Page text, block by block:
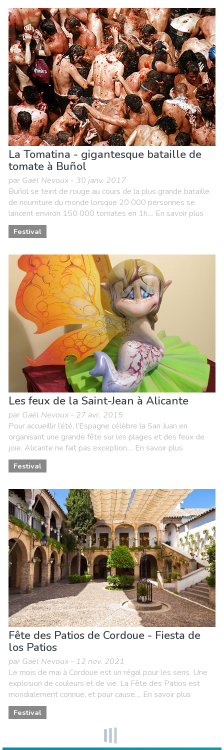
La Tomatina - gigantesque bataille de
tomate à Buñol
par Gaël Nevoux - 30 janv. 2017
Buñol se teint de rouge au cours de la plus grande bataille
de nourriture du monde lorsque 20 000 personnes se
lancent environ 150 000 tomates en 1h.... En savoir plus
Festival
Les feux de la Saint-Jean à Alicante
par Gaël Nevoux - 27 avr. 2015
Pour accueillir l’été, l’Espagne célèbre la San Juan en
organisant une grande fête sur les plages et des feux de
joie. Alicante ne fait pas exception.... En savoir plus
Festival
Fête des Patios de Cordoue - Fiesta de
los Patios
par Gaël Nevoux - 12 nov. 2021
Le mois de mai à Cordoue est un régal pour les sens. Une
explosion de couleurs et de vie. La Fête des Patios est
mondialement connue, et pour cause.... En savoir plus
Festival